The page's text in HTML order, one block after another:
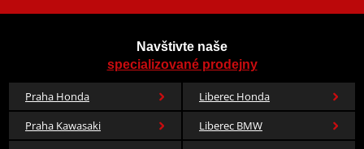
Navštivte naše
specializované prodejny
Praha Honda
Liberec Honda
Praha Kawasaki
Liberec BMW